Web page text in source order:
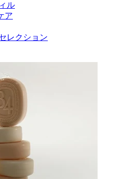
ル
ア
レクション